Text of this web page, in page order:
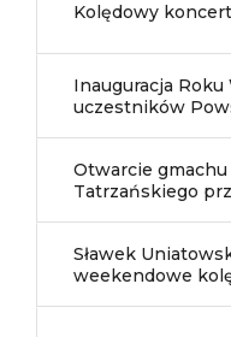
Kolędowy
Inauguracja
uczestników
Otwarcie gmachu
Tatrzańskiego
Sławek
weekendowe